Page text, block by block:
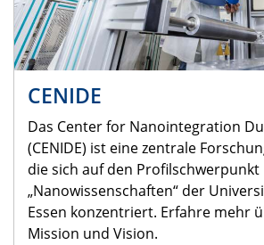
CENIDE
Das Center for Nanointegration
(CENIDE) ist eine zentrale
die sich auf den Profilschwerpunkt
„Nanowissenschaften“ der
Essen konzentriert. Erfahre mehr
Mission und Vision.